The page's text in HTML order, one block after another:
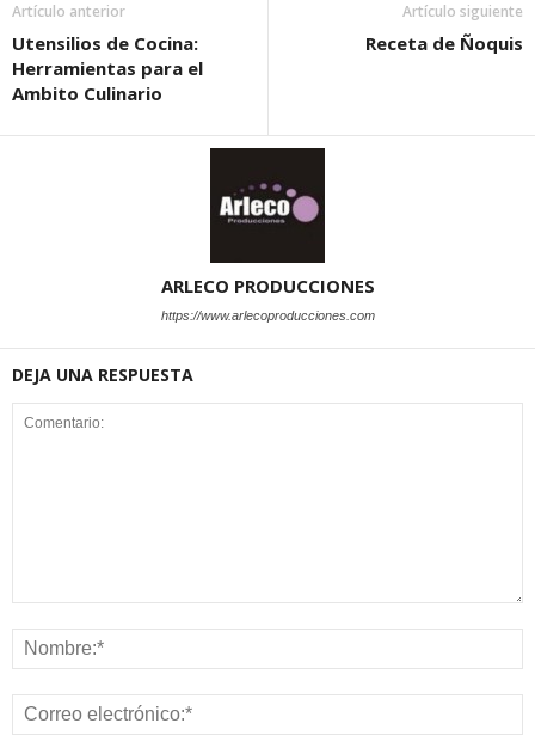
Artículo anterior
Utensilios de Cocina:
Herramientas para el
Ambito Culinario
Artículo siguiente
Receta de Ñoquis
ARLECO PRODUCCIONES
https://www.arlecoproducciones.com
DEJA UNA RESPUESTA